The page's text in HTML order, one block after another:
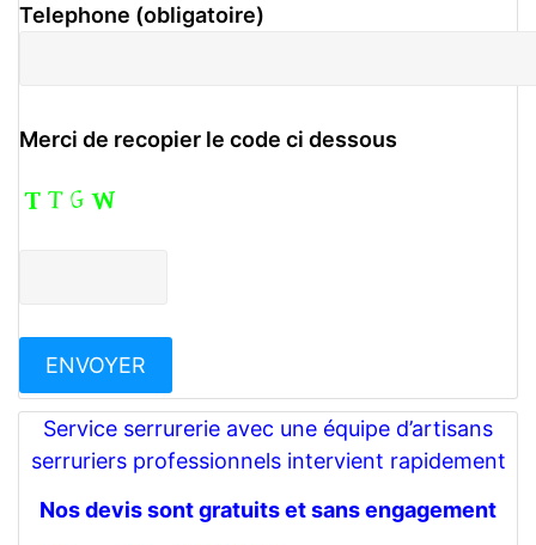
Telephone (obligatoire)
Merci de recopier le code ci dessous
Service serrurerie avec une équipe d’artisans
serruriers professionnels intervient rapidement
Nos devis sont gratuits et sans engagement